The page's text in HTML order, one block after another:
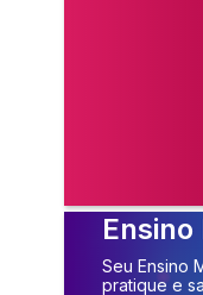
Seu Ensino
pratique e